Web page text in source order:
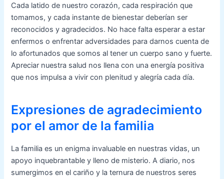
Cada latido de nuestro corazón, cada respiración que
tomamos, y cada instante de bienestar deberían ser
reconocidos y agradecidos. No hace falta esperar a estar
enfermos o enfrentar adversidades para darnos cuenta de
lo afortunados que somos al tener un cuerpo sano y fuerte.
Apreciar nuestra salud nos llena con una energía positiva
que nos impulsa a vivir con plenitud y alegría cada día.
Expresiones de agradecimiento
por el amor de la familia
La familia es un enigma invaluable en nuestras vidas, un
apoyo inquebrantable y lleno de misterio. A diario, nos
sumergimos en el cariño y la ternura de nuestros seres